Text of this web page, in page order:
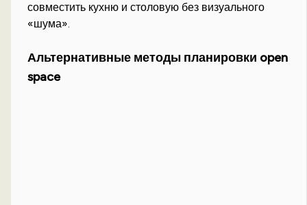
совместить кухню и столовую без визуального
«шума».
Альтернативные методы планировки open
space